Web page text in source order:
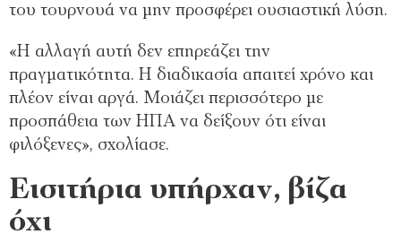
του τουρνουά να μην προσφέρει ουσιαστική λύση.
«Η αλλαγή αυτή δεν επηρεάζει την
πραγματικότητα. Η διαδικασία απαιτεί χρόνο και
πλέον είναι αργά. Μοιάζει περισσότερο με
προσπάθεια των ΗΠΑ να δείξουν ότι είναι
φιλόξενες», σχολίασε.
Εισιτήρια υπήρχαν, βίζα
όχι